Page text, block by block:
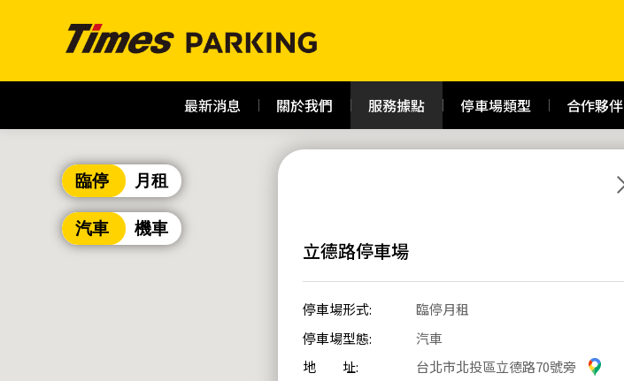
最新消息 關於我們 服務據點 停車場類型 合作夥伴
臨停 月租
汽車 機車
立德路停車場
停車場形式:
臨停月租
停車場型態:
汽車
地 址:
台北市北投區立德路70號旁